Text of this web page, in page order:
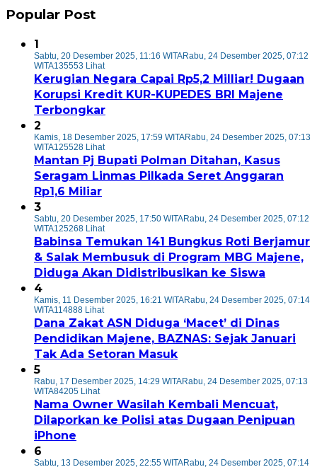
Popular Post
1
Sabtu, 20 Desember 2025, 11:16 WITARabu, 24 Desember 2025, 07:12
WITA135553 Lihat
Kerugian Negara Capai Rp5,2 Milliar! Dugaan
Korupsi Kredit KUR-KUPEDES BRI Majene
Terbongkar
2
Kamis, 18 Desember 2025, 17:59 WITARabu, 24 Desember 2025, 07:13
WITA125528 Lihat
Mantan Pj Bupati Polman Ditahan, Kasus
Seragam Linmas Pilkada Seret Anggaran
Rp1,6 Miliar
3
Sabtu, 20 Desember 2025, 17:50 WITARabu, 24 Desember 2025, 07:12
WITA125268 Lihat
Babinsa Temukan 141 Bungkus Roti Berjamur
& Salak Membusuk di Program MBG Majene,
Diduga Akan Didistribusikan ke Siswa
4
Kamis, 11 Desember 2025, 16:21 WITARabu, 24 Desember 2025, 07:14
WITA114888 Lihat
Dana Zakat ASN Diduga ‘Macet’ di Dinas
Pendidikan Majene, BAZNAS: Sejak Januari
Tak Ada Setoran Masuk
5
Rabu, 17 Desember 2025, 14:29 WITARabu, 24 Desember 2025, 07:13
WITA84205 Lihat
Nama Owner Wasilah Kembali Mencuat,
Dilaporkan ke Polisi atas Dugaan Penipuan
iPhone
6
Sabtu, 13 Desember 2025, 22:55 WITARabu, 24 Desember 2025, 07:14